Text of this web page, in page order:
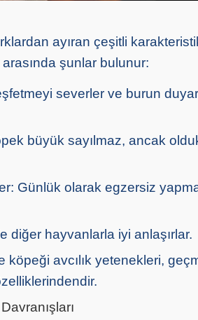
ayıran çeşitli
şunlar bulunur:
severler ve burun
büyük sayılmaz, ancak
Günlük olarak egzersiz
diğer hayvanlarla iyi anlaşırlar.
köpeği avcılık yetenekleri,